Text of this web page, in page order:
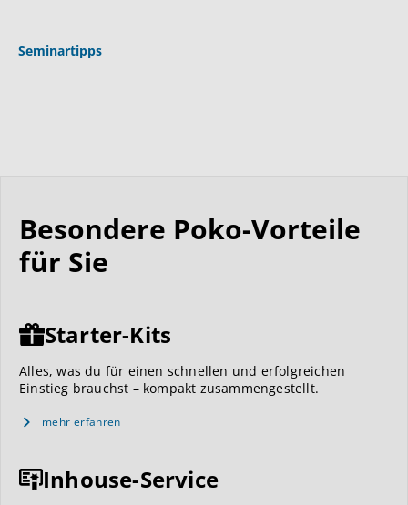
Seminartipps
Besondere Poko-Vorteile
für Sie
Starter-Kits
Alles, was du für einen schnellen und erfolgreichen
Einstieg brauchst – kompakt zusammengestellt.
mehr erfahren
Inhouse-Service